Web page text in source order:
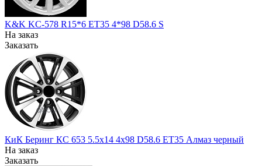
K&K KC-578 R15*6 ET35 4*98 D58.6 S
На заказ
Заказать
КиК Беринг КС 653 5.5x14 4x98 D58.6 ЕТ35 Алмаз черный
На заказ
Заказать